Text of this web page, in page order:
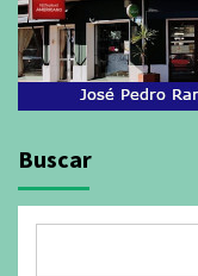
Buscar